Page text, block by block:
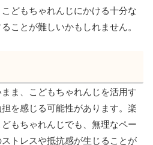
どもちゃれんじにかける十分な
ことが難しいかもしれません。
ま、こどもちゃれんじを活用す
を感じる可能性があります。楽
もちゃれんじでも、無理なペー
トレスや抵抗感が生じることが